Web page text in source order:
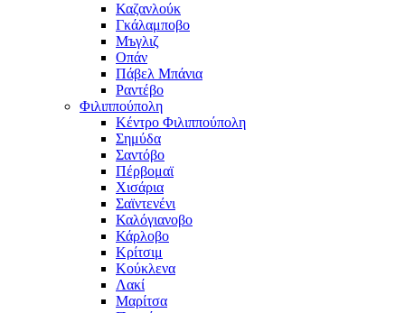
Καζανλούκ
Γκάλαμποβο
Μъγλιζ
Οπάν
Πάβελ Μπάνια
Ραντέβο
Φιλιππούπολη
Κέντρο Φιλιππούπολη
Σημύδα
Σαντόβο
Πέρβομαϊ
Χισάρια
Σαϊντενένι
Καλόγιανοβο
Κάρλοβο
Κρίτσιμ
Κούκλενα
Λακί
Μαρίτσα